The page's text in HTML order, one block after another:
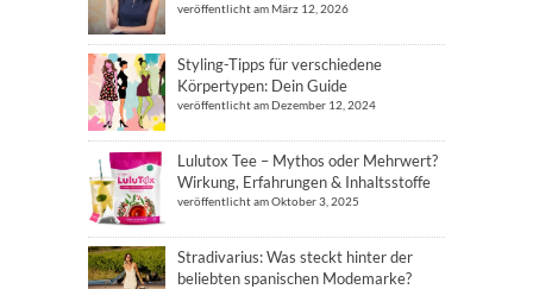
veröffentlicht am März 12, 2026
Styling-Tipps für verschiedene
Körpertypen: Dein Guide
veröffentlicht am Dezember 12, 2024
Lulutox Tee – Mythos oder Mehrwert?
Wirkung, Erfahrungen & Inhaltsstoffe
veröffentlicht am Oktober 3, 2025
Stradivarius: Was steckt hinter der
beliebten spanischen Modemarke?